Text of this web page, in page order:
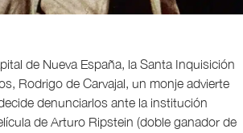
de Nueva España, la Santa Inquisición
Rodrigo de Carvajal, un monje advierte
denunciarlos ante la institución
de Arturo Ripstein (doble ganador de